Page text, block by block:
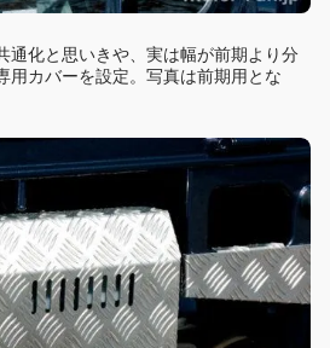
通化と思いきや、実は幅が前期より分
用カバーを設定。写真は前期用とな